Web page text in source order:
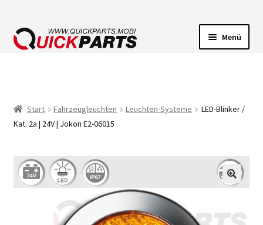
Menü
FÖRDERPUMPEN
HUPEN
Start Fahrzeugleuchten Leuchten-Systeme
LED-Blinker /
Kat. 2a | 24V | Jokon E2-06015